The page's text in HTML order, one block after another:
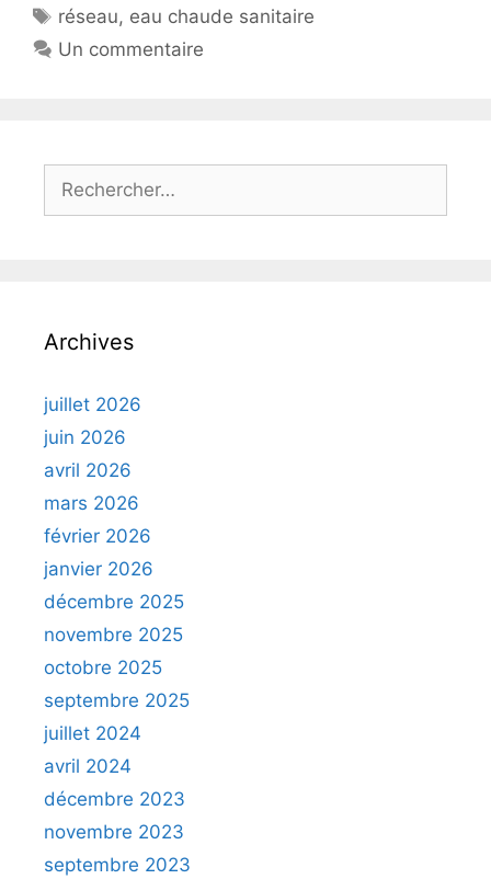
Étiquettes
réseau, eau chaude sanitaire
Un commentaire
Archives
juillet 2026
juin 2026
avril 2026
mars 2026
février 2026
janvier 2026
décembre 2025
novembre 2025
octobre 2025
septembre 2025
juillet 2024
avril 2024
décembre 2023
novembre 2023
septembre 2023